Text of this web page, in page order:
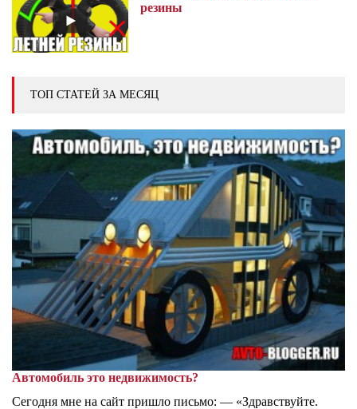
резины
ТОП СТАТЕЙ ЗА МЕСЯЦ
Автомобиль это недвижимость?
Сегодня мне на сайт пришло письмо: — «Здравствуйте.